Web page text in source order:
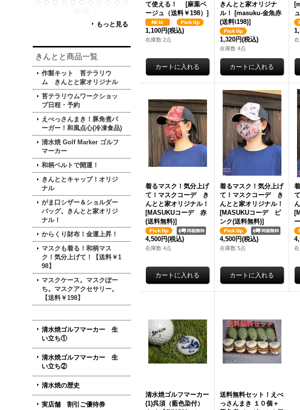
もっと見る
きんとと商品一覧
作製キット 苔テラリウ
ム きんとと家オリジナル
苔テラリウムワークショッ
プ日程・予約
えべっさんまき！豚角煮バ
ーガー！和風点心(冷凍食品)
清水焼 Golf Marker ゴルフ
マーカー
和柄ベルトで開運！
きんととキャップ！オリジ
ナル
がま口シザー＆ショルダー
バッグ。きんとと家オリジ
ナル！
からくり財布！金運上昇！
マスクも着る！和柄マス
ク！気分上げて！【送料￥1
98】
マスクケース。マスクぽー
ち。マスクアクセサリー。
【送料￥198】
清水焼ゴルフマーカー 生
い立ち①
清水焼ゴルフマーカー 生
い立ち②
清水焼の歴史
実店舗 割引ご優待券
て使える！
[麻葉ベ
ージュ（送料￥198）]
1,100円(税込)
在庫数 2点
きんとと家オリジナ
ル！
[masuku-金魚赤
(送料\198)]
1,320円(税込)
在庫数 4点
[
着るマスク！気分上げ
て！マスクコーデ き
んとと家オリジナル！
[MASUKUコーデ 赤
(送料無料)]
4,500円(税込)
在庫数 4点
着るマスク！気分上げ
て！マスクコーデ き
んとと家オリジナル！
[MASUKUコーデ ピ
ンク(送料無料)]
4,500円(税込)
在庫数 5点
[
清水焼ゴルフマーカー
(1)呉須（藍色染付）
送料無料セット！えべ
っさんまき １０個＋